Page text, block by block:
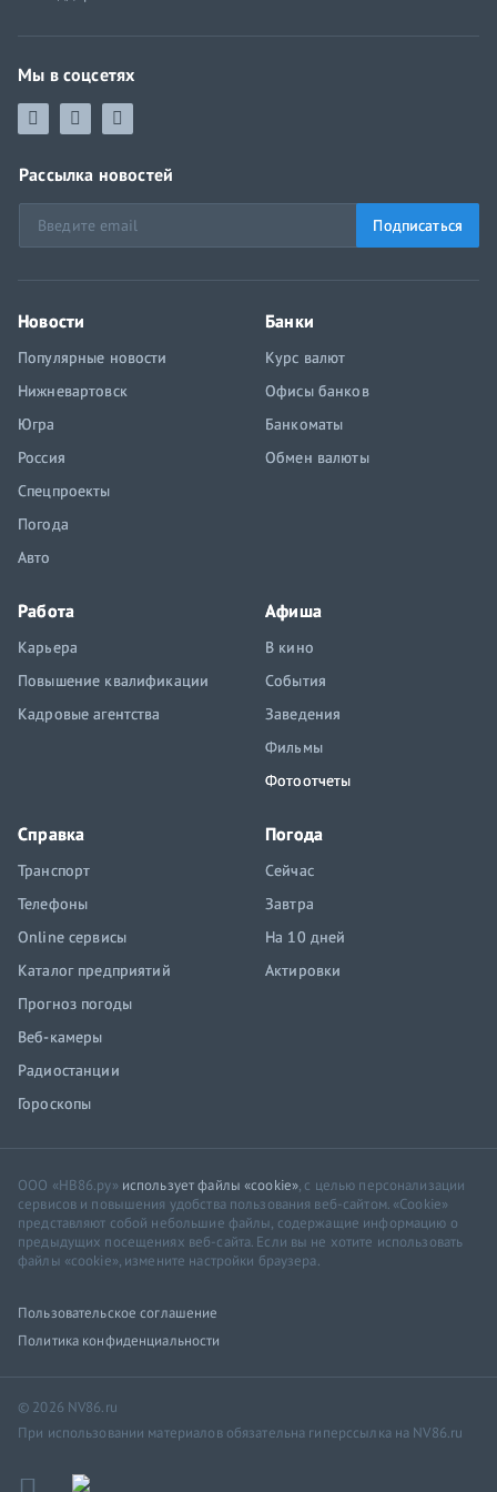
Мы в соцсетях
Рассылка новостей
Подписаться
Новости
Популярные новости
Нижневартовск
Югра
Россия
Спецпроекты
Погода
Авто
Банки
Курс валют
Офисы банков
Банкоматы
Обмен валюты
Работа
Карьера
Повышение квалификации
Кадровые агентства
Афиша
В кино
События
Заведения
Фильмы
Фотоотчеты
Справка
Транспорт
Телефоны
Online сервисы
Каталог предприятий
Прогноз погоды
Веб-камеры
Радиостанции
Гороскопы
Погода
Сейчас
Завтра
На 10 дней
Актировки
ООО «НВ86.ру» использует файлы «cookie», с целью персонализации
сервисов и повышения удобства пользования веб-сайтом. «Cookie»
представляют собой небольшие файлы, содержащие информацию о
предыдущих посещениях веб-сайта. Если вы не хотите использовать
файлы «cookie», измените настройки браузера.
Пользовательское соглашение
Политика конфиденциальности
© 2026 NV86.ru
При использовании материалов обязательна гиперссылка на NV86.ru